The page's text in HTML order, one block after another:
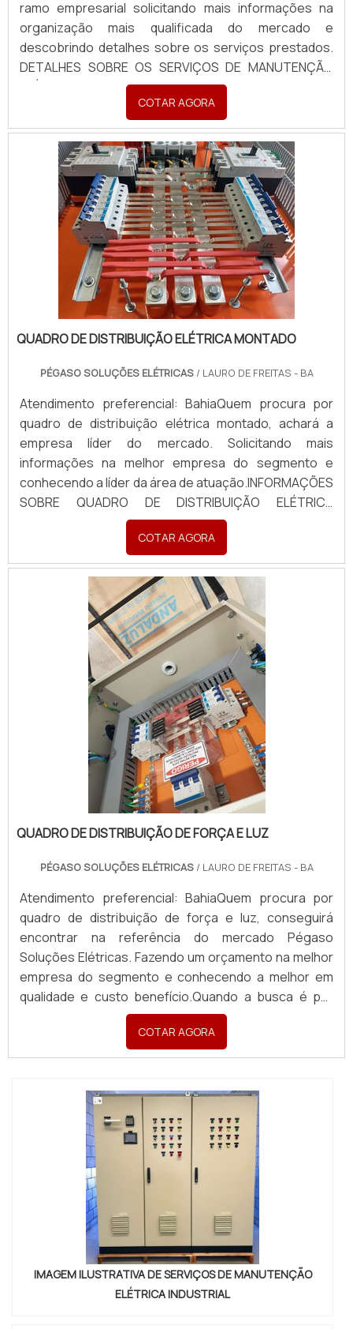
ramo empresarial solicitando mais informações na
organização mais qualificada do mercado e
descobrindo detalhes sobre os serviços prestados.
DETALHES SOBRE OS SERVIÇOS DE MANUTENÇÃO
ELÉTRICA INDUSTRIAL Se alguém quer achar serviços
de manutenção elétrica industrial em uma empresa
inovadora, descobre a ETHANN Elétrica e Automação.
Na co...
COTAR AGORA
QUADRO DE DISTRIBUIÇÃO ELÉTRICA MONTADO
PÉGASO SOLUÇÕES ELÉTRICAS / LAURO DE FREITAS - BA
Atendimento preferencial: BahiaQuem procura por
quadro de distribuição elétrica montado, achará a
empresa líder do mercado. Solicitando mais
informações na melhor empresa do segmento e
conhecendo a líder da área de atuação.INFORMAÇÕES
SOBRE QUADRO DE DISTRIBUIÇÃO ELÉTRICA
MONTADOQuem busca por quadro de distribuição
elétrica montado em uma empresa inovadora,
descobre a Pégaso Soluções Elétricas. Uma empresa
com alto know-how em banco de...
COTAR AGORA
QUADRO DE DISTRIBUIÇÃO DE FORÇA E LUZ
PÉGASO SOLUÇÕES ELÉTRICAS / LAURO DE FREITAS - BA
Atendimento preferencial: BahiaQuem procura por
quadro de distribuição de força e luz, conseguirá
encontrar na referência do mercado Pégaso
Soluções Elétricas. Fazendo um orçamento na melhor
empresa do segmento e conhecendo a melhor em
qualidade e custo benefício.Quando a busca é por
quadro de distribuição de força e luz, com a Pégaso
Soluções Elétricas o cliente poderá contar ótima
qualidade com pagamento acessível.DETALHES
COTAR AGORA
IMAGEM ILUSTRATIVA DE SERVIÇOS DE MANUTENÇÃO
ELÉTRICA INDUSTRIAL